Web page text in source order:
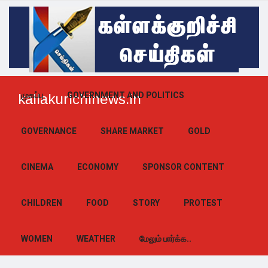
kallakurichinews.in
முகப்பு GOVERNMENT AND POLITICS
GOVERNANCE SHARE MARKET GOLD
CINEMA ECONOMY SPONSOR CONTENT
CHILDREN FOOD STORY PROTEST
WOMEN WEATHER மேலும் பார்க்க..